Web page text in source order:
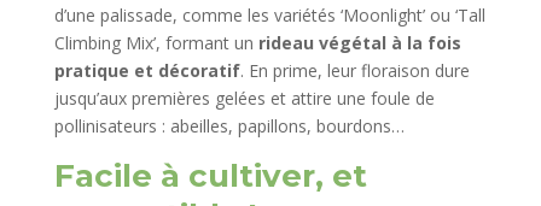
d’une palissade, comme les variétés ‘Moonlight’ ou ‘Tall
Climbing Mix’, formant un rideau végétal à la fois
pratique et décoratif. En prime, leur floraison dure
jusqu’aux premières gelées et attire une foule de
pollinisateurs : abeilles, papillons, bourdons…
Facile à cultiver, et